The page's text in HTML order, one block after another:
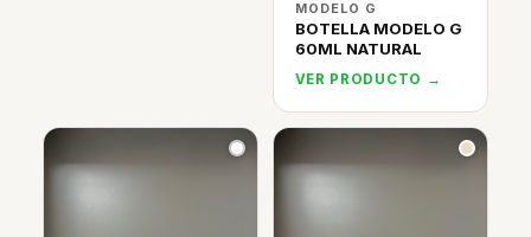
MODELO G
BOTELLA MODELO G
60ML NATURAL
VER PRODUCTO →